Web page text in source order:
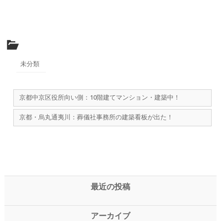
未分類
京都中京区役所向い側：10階建てマンション・建築中！
京都・烏丸通夷川：葬儀社事務所の建築看板が出た！
最近の投稿
アーカイブ